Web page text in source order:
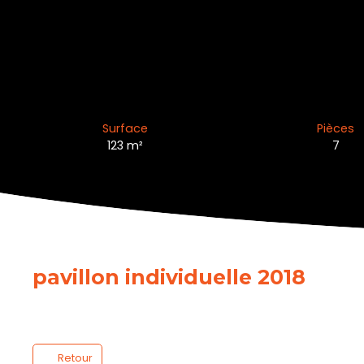
Surface
123 m²
Pièces
7
pavillon individuelle 2018
Retour